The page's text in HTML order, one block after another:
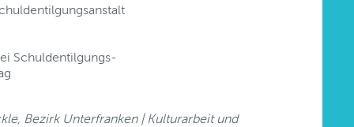
Schuldentilgungs-
Bezirk Unterfranken | Kulturarbeit und